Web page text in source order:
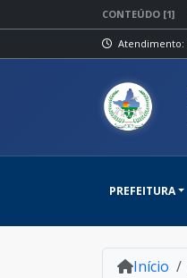
CONTEÚDO [1]
Atendimento:
PREFEITURA
Início